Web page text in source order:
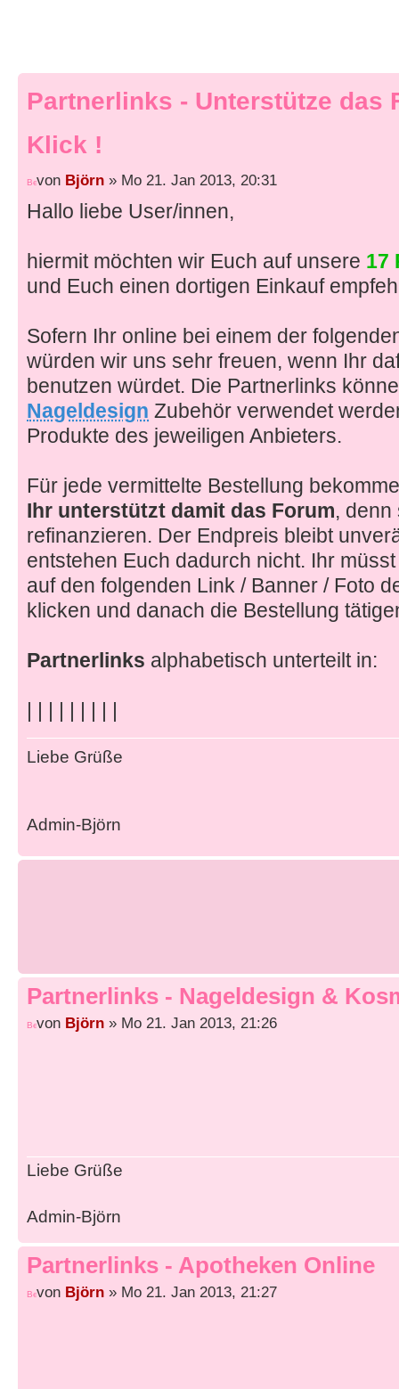
Partnerlinks - Unterstütze das
Klick !
von Björn » Mo 21. Jan 2013, 20:31
Hallo liebe User/innen,
hiermit möchten wir Euch auf unsere 17
und Euch einen dortigen Einkauf
Sofern Ihr online bei einem der
würden wir uns sehr freuen, wenn Ihr
benutzen würdet. Die Partnerlinks
Nageldesign Zubehör verwendet
Produkte des jeweiligen Anbieters.
Für jede vermittelte Bestellung
Ihr unterstützt damit das Forum, denn
refinanzieren. Der Endpreis bleibt
entstehen Euch dadurch nicht. Ihr
auf den folgenden Link / Banner / Foto
klicken und danach die Bestellung
Partnerlinks alphabetisch unterteilt in:
| | | | | | | | |
Liebe Grüße
Admin-Björn
Partnerlinks - Nageldesign &
von Björn » Mo 21. Jan 2013, 21:26
Liebe Grüße
Admin-Björn
Partnerlinks - Apotheken Online
von Björn » Mo 21. Jan 2013, 21:27